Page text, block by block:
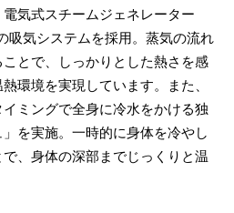
気式スチームジェネレーター
吸気システムを採用。蒸気の流れ
とで、しっかりとした熱さを感
環境を実現しています。また、
ミングで全身に冷水をかける独
を実施。一時的に身体を冷やし
、身体の深部までじっくりと温